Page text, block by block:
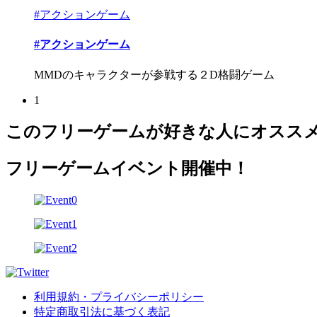
#アクションゲーム
#アクションゲーム
MMDのキャラクターが参戦する２D格闘ゲーム
1
このフリーゲームが好きな人にオスス
フリーゲームイベント開催中！
利用規約・プライバシーポリシー
特定商取引法に基づく表記